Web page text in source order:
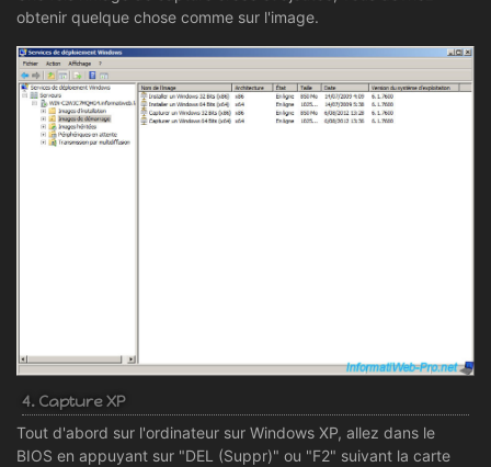
obtenir quelque chose comme sur l'image.
4. Capture XP
Tout d'abord sur l'ordinateur sur Windows XP, allez dans le
BIOS en appuyant sur "DEL (Suppr)" ou "F2" suivant la carte